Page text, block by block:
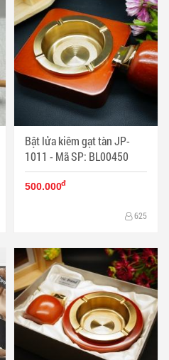
Bật lửa kiêm gạt tàn JP-
1011 - Mã SP: BL00450
500.000đ
625